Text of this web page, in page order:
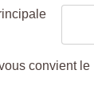
convient le